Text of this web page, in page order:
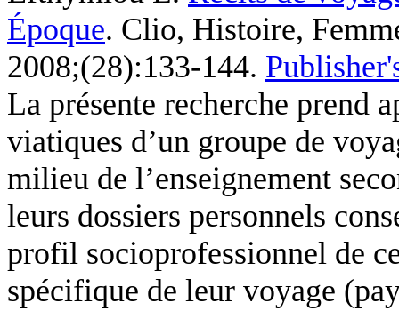
Époque. Clio, Histoire,
2008;(28):133-144.
La présente recherche prend
viatiques d’un groupe de
milieu de l’enseignement
leurs dossiers personnels
profil socioprofessionnel de
spécifique de leur voyage